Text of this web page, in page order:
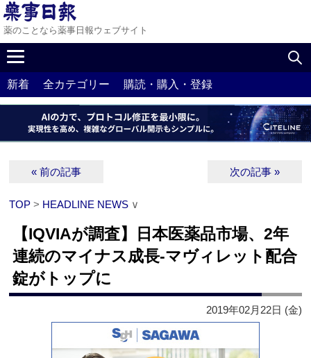
薬のことなら薬事日報ウェブサイト
新着 全カテゴリー 購読・購入・登録
« 前の記事 次の記事 »
TOP > HEADLINE NEWS ∨
【IQVIAが調査】日本医薬品市場、2年
連続のマイナス成長‐マヴィレット配合
錠がトップに
2019年02月22日 (金)